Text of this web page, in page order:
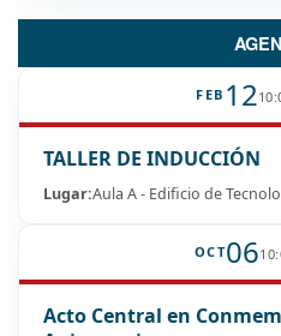
FEB 12
TALLER DE INDUCCIÓN
Lugar:Aula A - Edificio de
OCT06
Acto Central en